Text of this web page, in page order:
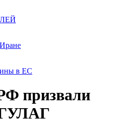
в ЕС
призвали
ГУЛАГ